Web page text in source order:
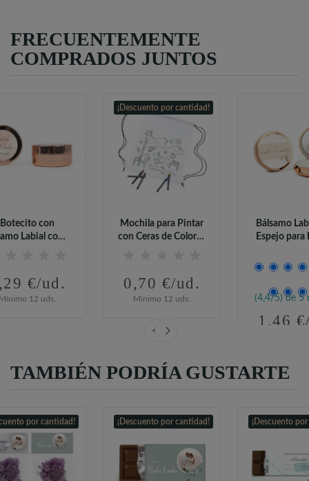
FRECUENTEMENTE
COMPRADOS JUNTOS
Botecito con
Labial como
€/ud.
12 uds.
¡Descuento por cantidad!
Mochila para Pintar
con Ceras de Colores
0,70 €/ud.
Mínimo 12 uds.
Bálsamo
Espejo para
(4,4/5) de 5
1,46
TAMBIÉN PODRÍA GUSTARTE
por cantidad! ¡Descuento por cantidad! ¡Descuento